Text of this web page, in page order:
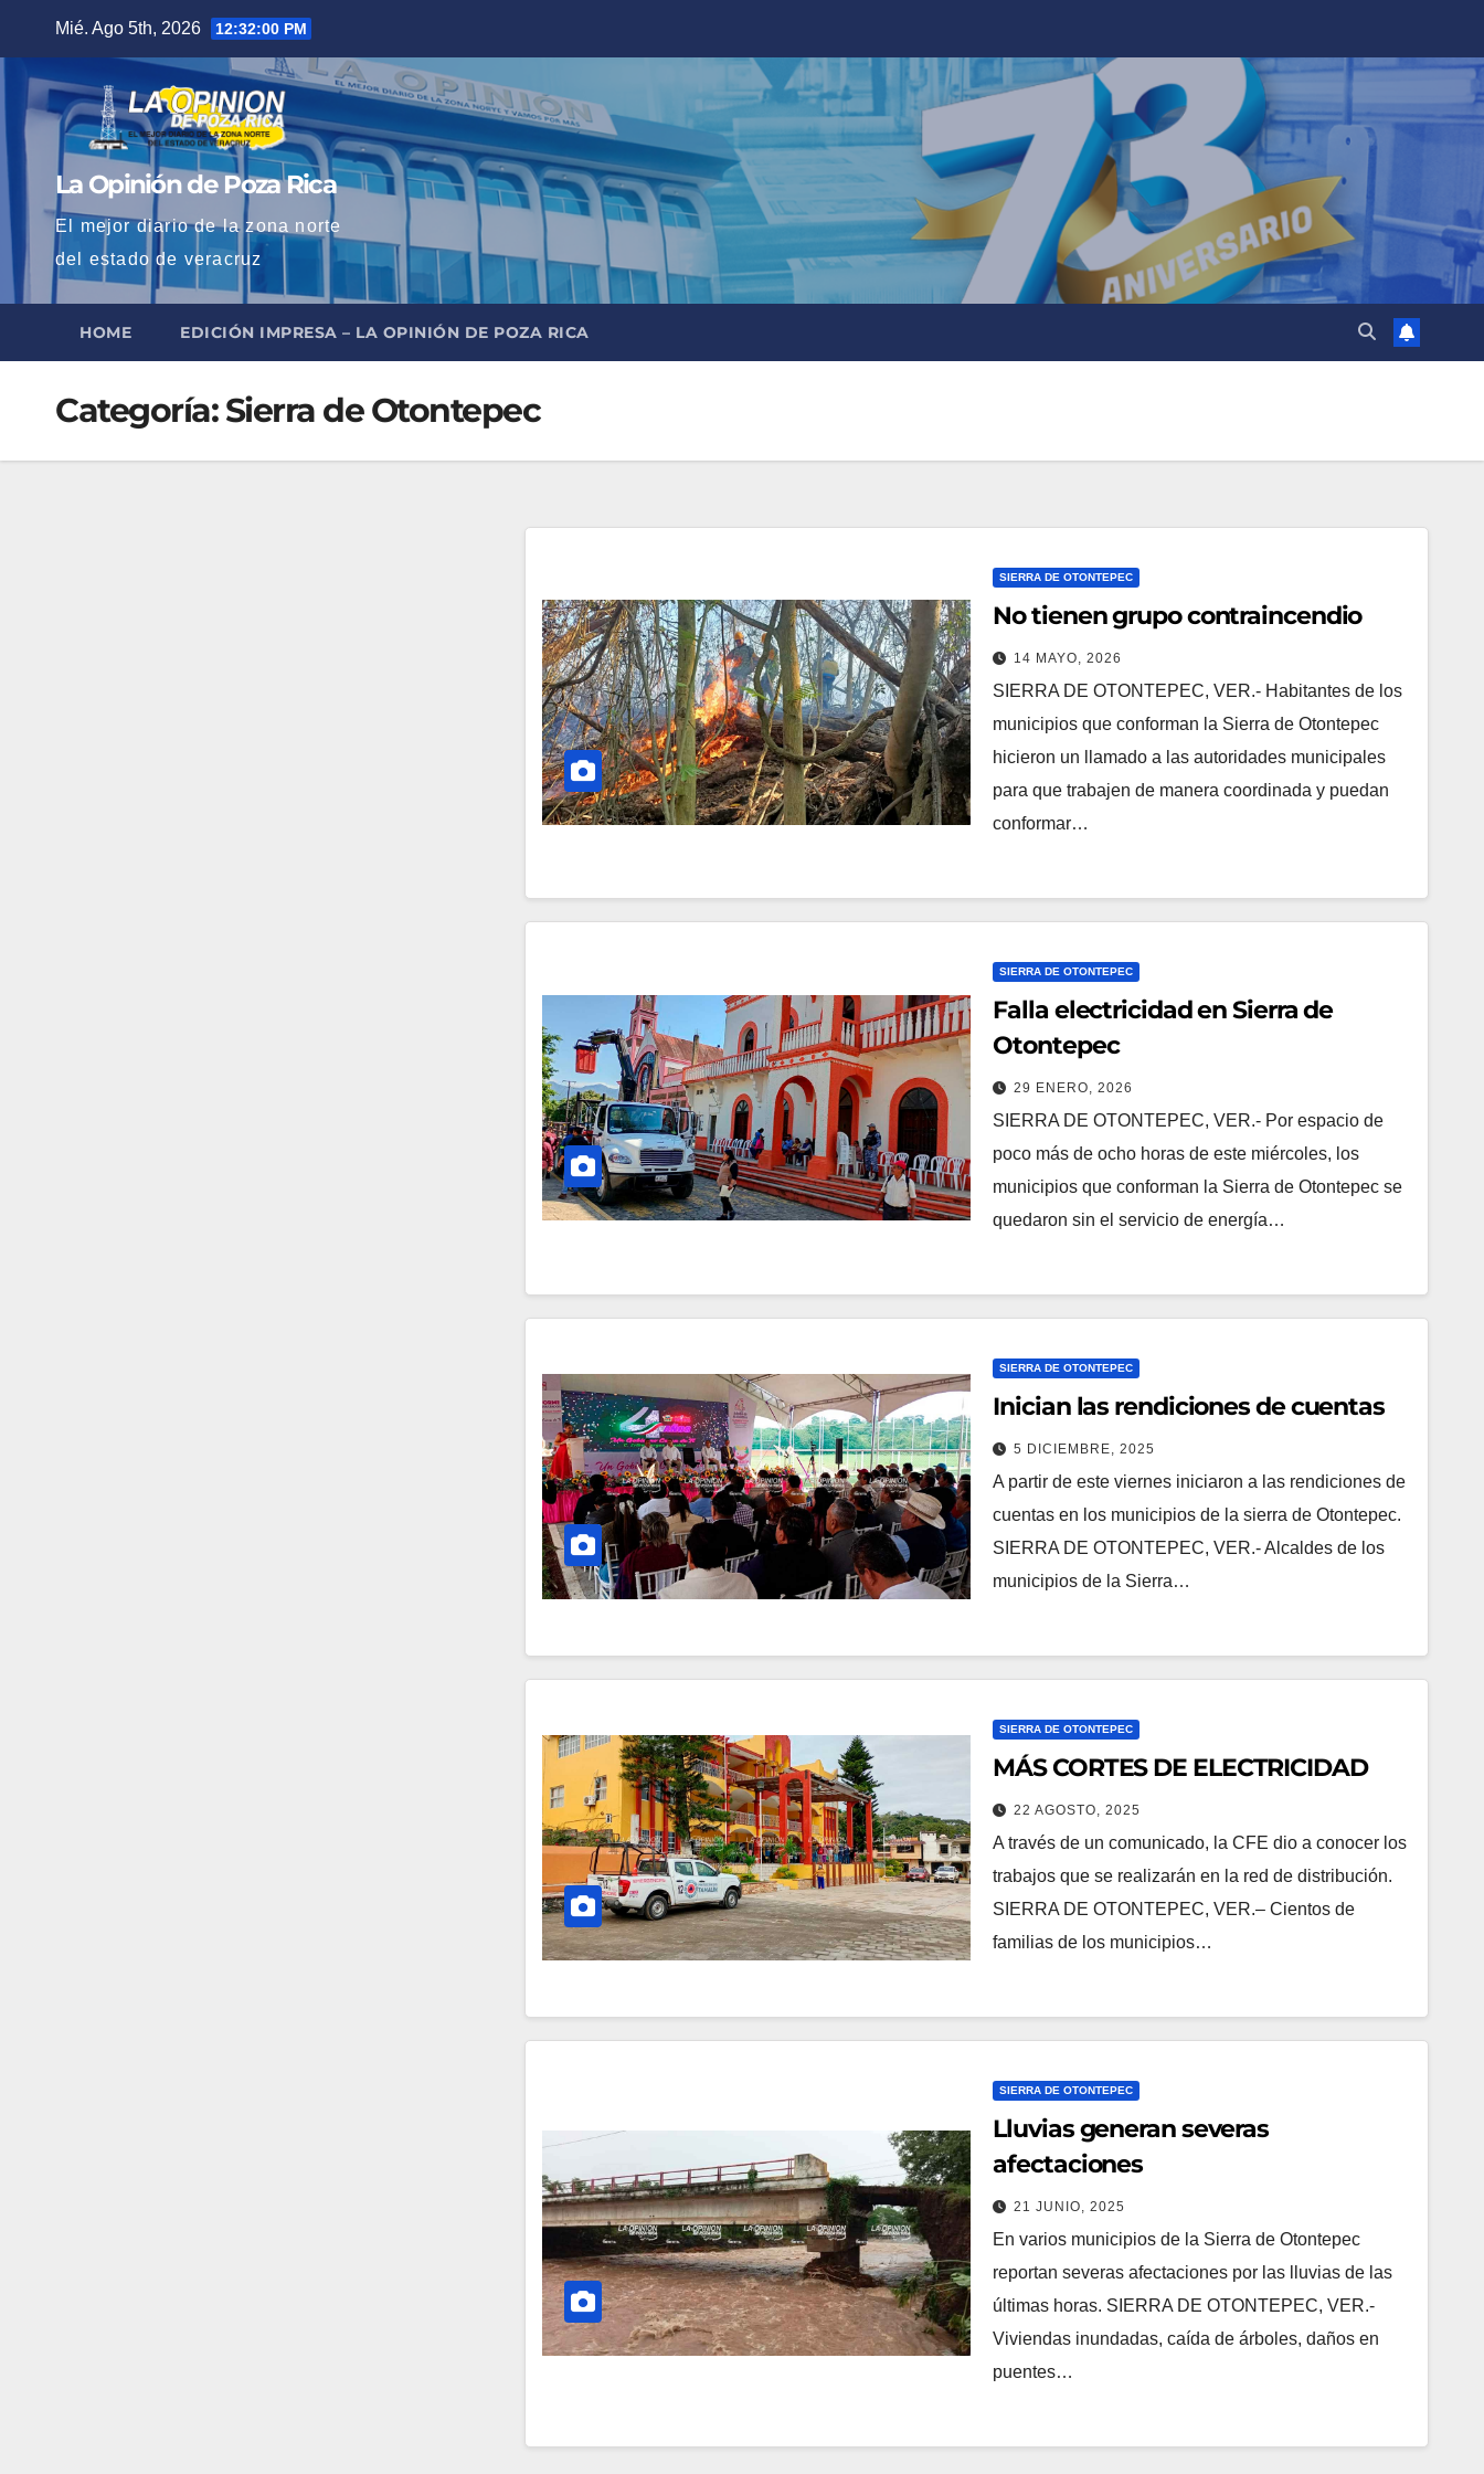
contenido
Mié. Ago 5th, 2026 12:32:01 PM
La Opinión de Poza Rica
El mejor diario de la zona norte
del estado de veracruz
HOME EDICIÓN IMPRESA – LA OPINIÓN DE POZA RICA
Categoría:Sierra de Otontepec
SIERRA DE OTONTEPEC
No tienen grupo contraincendio
14 MAYO, 2026
SIERRA DE OTONTEPEC, VER.- Habitantes de los
municipios que conforman la Sierra de Otontepec
hicieron un llamado a las autoridades municipales
para que trabajen de manera coordinada y puedan
conformar…
SIERRA DE OTONTEPEC
Falla electricidad en Sierra de
Otontepec
29 ENERO, 2026
SIERRA DE OTONTEPEC, VER.- Por espacio de
poco más de ocho horas de este miércoles, los
municipios que conforman la Sierra de Otontepec se
quedaron sin el servicio de energía…
SIERRA DE OTONTEPEC
Inician las rendiciones de cuentas
5 DICIEMBRE, 2025
A partir de este viernes iniciaron a las rendiciones de
cuentas en los municipios de la sierra de Otontepec.
SIERRA DE OTONTEPEC, VER.- Alcaldes de los
municipios de la Sierra…
SIERRA DE OTONTEPEC
MÁS CORTES DE ELECTRICIDAD
22 AGOSTO, 2025
A través de un comunicado, la CFE dio a conocer los
trabajos que se realizarán en la red de distribución.
SIERRA DE OTONTEPEC, VER.– Cientos de
familias de los municipios…
SIERRA DE OTONTEPEC
Lluvias generan severas
afectaciones
21 JUNIO, 2025
En varios municipios de la Sierra de Otontepec
reportan severas afectaciones por las lluvias de las
últimas horas. SIERRA DE OTONTEPEC, VER.-
Viviendas inundadas, caída de árboles, daños en
puentes…